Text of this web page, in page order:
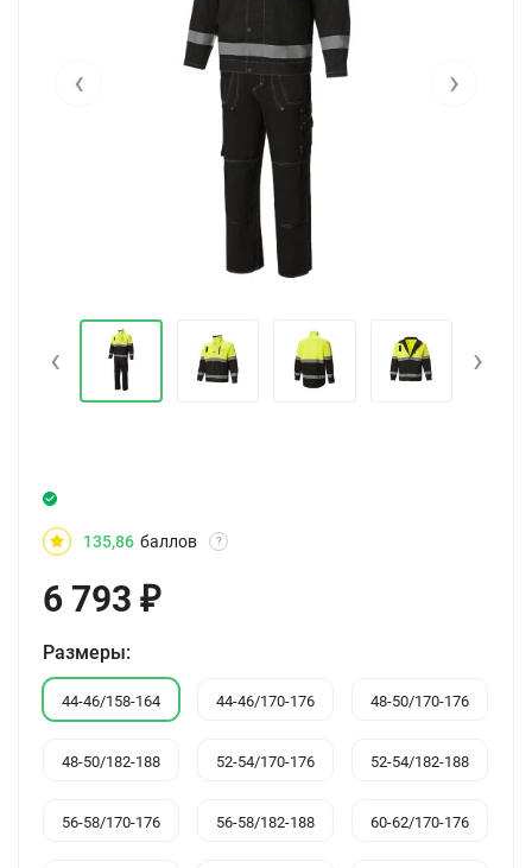
‹ ›
‹ ›
135,86 баллов ?
6 793 ₽
Размеры:
44-46/158-164 44-46/170-176 48-50/170-176
48-50/182-188 52-54/170-176 52-54/182-188
56-58/170-176 56-58/182-188 60-62/170-176